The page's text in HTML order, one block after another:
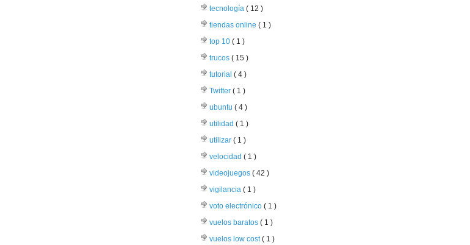
tecnología ( 12 )
tiendas online ( 1 )
top 10 ( 1 )
trucos ( 15 )
tutorial ( 4 )
Twitter ( 1 )
ubuntu ( 4 )
utilidad ( 1 )
utilizar ( 1 )
velocidad ( 1 )
videojuegos ( 42 )
vigilancia ( 1 )
voto electrónico ( 1 )
vuelos baratos ( 1 )
vuelos low cost( 1 )